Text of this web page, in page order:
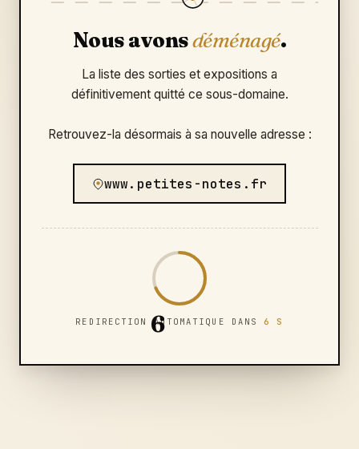
Nous avonsdéménagé.
La liste des sorties et expositions a
définitivement quitté ce sous-domaine.
Retrouvez-la désormais à sa nouvelle adresse :
www.petites-notes.fr
6
REDIRECTION AUTOMATIQUE DANS6 S